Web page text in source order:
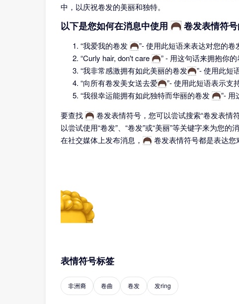
中，以庆祝卷发的美丽和独特。
以下是您如何在消息中使用 🦱 卷发表情符号
“我爱我的卷发 🦱”- 使用此短语来表达对您的卷
“Curly hair, don't care 🦱” - 用这句话来拥抱你
“我非常感激拥有如此美丽的卷发🦱”- 使用此短
“向所有卷发美女送去爱🦱”- 使用此短语表示支
“我很幸运能拥有如此独特而华丽的卷发 🦱”- 用
要查找 🦱 卷发表情符号，您可以尝试搜索“卷发表情
以尝试使用“卷发”、“卷发”或“美丽”等关键字来为您
在社交媒体上发布消息，🦱 卷发表情符号都是表达您
表情符号标签
非洲裔 卷曲 卷发 发ring